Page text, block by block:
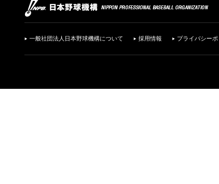
一般社団法人日本野球機構について 採用情報 プライバシー